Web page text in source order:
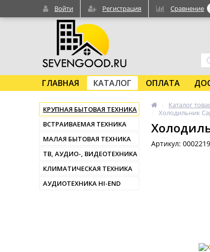
ГЛАВНАЯ КАТАЛОГ ОПЛАТА
КРУПНАЯ БЫТОВАЯ ТЕХНИКА
ВСТРАИВАЕМАЯ ТЕХНИКА
МАЛАЯ БЫТОВАЯ ТЕХНИКА
ТВ, АУДИО-, ВИДЕОТЕХНИКА
КЛИМАТИЧЕСКАЯ ТЕХНИКА
АУДИОТЕХНИКА HI-END
Каталог
Холодильник
Артикул:
Войти Регистрация Сравнение